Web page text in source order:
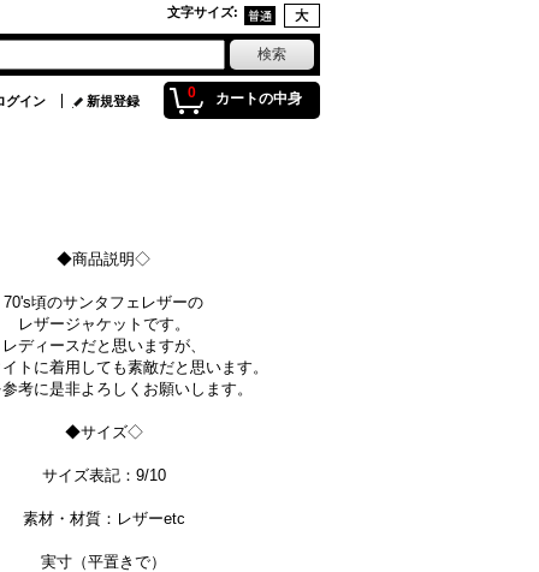
文字サイズ:
0 カートの中身
グイン 新規登録
◆商品説明◇
70's頃のサンタフェレザーの
レザージャケットです。
レディースだと思いますが、
トに着用しても素敵だと思います。
考に是非よろしくお願いします。
◆サイズ◇
サイズ表記：9/10
素材・材質：レザーetc
実寸（平置きで）